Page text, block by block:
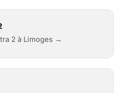
2 à Limoges →